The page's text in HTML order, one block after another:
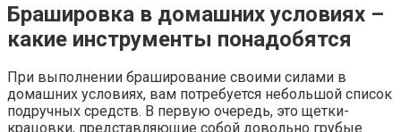
Брашировка в домашних условиях –
какие инструменты понадобятся
При выполнении браширование своими силами в
домашних условиях, вам потребуется небольшой список
подручных средств. В первую очередь, это щетки-
крацовки, представляющие собой довольно грубые